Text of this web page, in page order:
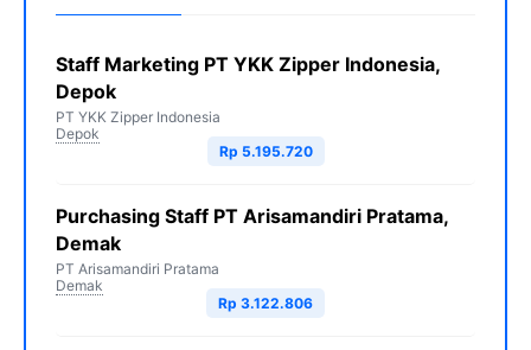
Staff Marketing PT YKK Zipper Indonesia,
Depok
PT YKK Zipper Indonesia
Depok
Rp 5.195.720
Purchasing Staff PT Arisamandiri Pratama,
Demak
PT Arisamandiri Pratama
Demak
Rp 3.122.806